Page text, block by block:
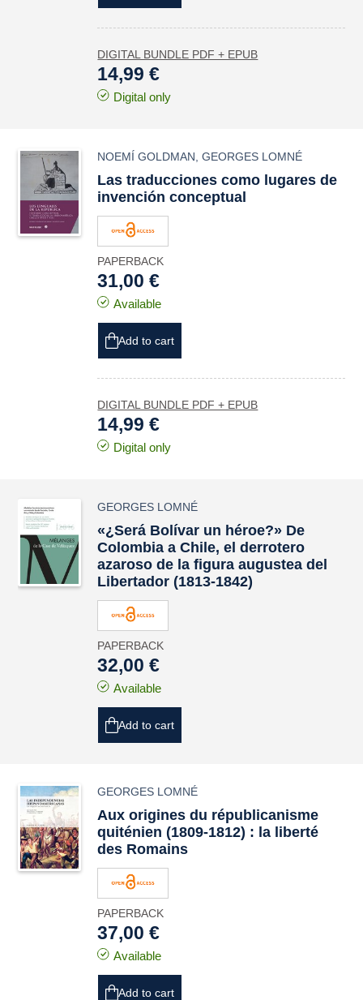
DIGITAL BUNDLE PDF + EPUB
14,99 €
Digital only
NOEMÍ GOLDMAN ,GEORGES LOMNÉ
Las traducciones como lugares de
invención conceptual
PAPERBACK
31,00 €
Available
Add to cart
DIGITAL BUNDLE PDF + EPUB
14,99 €
Digital only
GEORGES LOMNÉ
«¿Será Bolívar un héroe?» De
Colombia a Chile, el derrotero
azaroso de la figura augustea del
Libertador (1813-1842)
PAPERBACK
32,00 €
Available
Add to cart
GEORGES LOMNÉ
Aux origines du républicanisme
quiténien (1809-1812) : la liberté
des Romains
PAPERBACK
37,00 €
Available
Add to cart